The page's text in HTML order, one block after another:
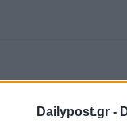
Dailypost.gr -
WhatsApp